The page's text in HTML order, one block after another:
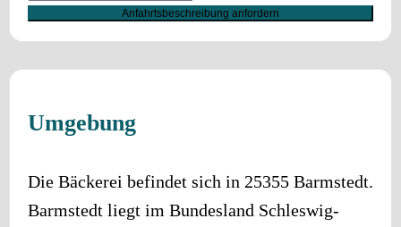
Anfahrtsbeschreibung anfordern
Umgebung
Die Bäckerei befindet sich in 25355 Barmstedt.
Barmstedt liegt im Bundesland Schleswig-